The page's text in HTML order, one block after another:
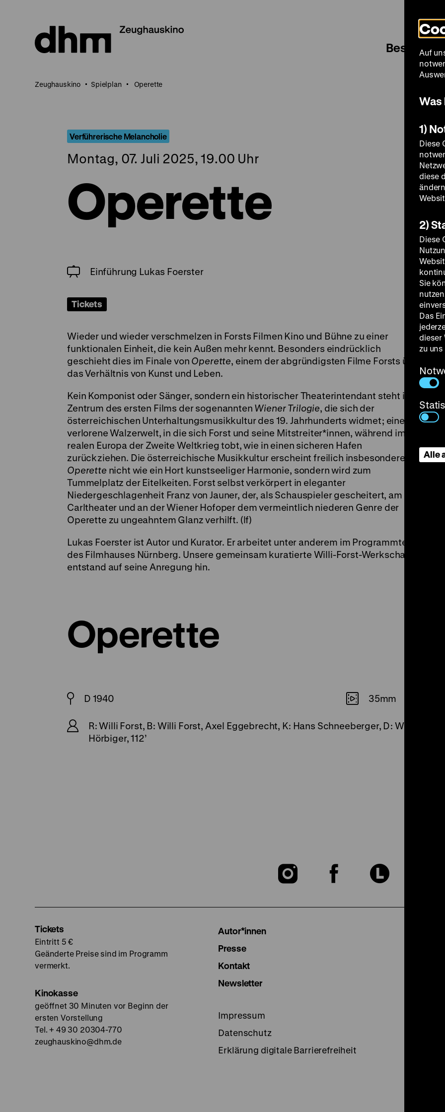
Seiteninhalt
springen
Besuch
Zeughauskino Spielplan Operette
Verführerische Melancholie
Montag, 07. Juli 2025, 19.00 Uhr
Operette
Einführung Lukas Foerster
Tickets
Wieder und wieder verschmelzen in Forsts Filmen Kino und Bühne zu einer
funktionalen Einheit, die kein Außen mehr kennt. Besonders eindrücklich
geschieht dies im Finale von Operette, einem der abgründigsten Filme Forsts über
das Verhältnis von Kunst und Leben.
Kein Komponist oder Sänger, sondern ein historischer Theaterintendant steht im
Zentrum des ersten Films der sogenannten Wiener Trilogie, die sich der
österreichischen Unterhaltungsmusikkultur des 19. Jahrhunderts widmet; eine
verlorene Walzerwelt, in die sich Forst und seine Mitstreiter*innen, während im
realen Europa der Zweite Weltkrieg tobt, wie in einen sicheren Hafen
zurückziehen. Die österreichische Musikkultur erscheint freilich insbesondere in
Operette nicht wie ein Hort kunstseeliger Harmonie, sondern wird zum
Tummelplatz der Eitelkeiten. Forst selbst verkörpert in eleganter
Niedergeschlagenheit Franz von Jauner, der, als Schauspieler gescheitert, am
Carltheater und an der Wiener Hofoper dem vermeintlich niederen Genre der
Operette zu ungeahntem Glanz verhilft. (lf)
Lukas Foerster ist Autor und Kurator. Er arbeitet unter anderem im Programmteam
des Filmhauses Nürnberg. Unsere gemeinsam kuratierte Willi-Forst-Werkschau
entstand auf seine Anregung hin.
Operette
D 1940 35mm
R: Willi Forst, B: Willi Forst, Axel Eggebrecht, K: Hans Schneeberger, D: Willi Forst,
Hörbiger, 112’
Zu
Zu
Zu
Tickets
Eintritt 5 €
Geänderte Preise sind im Programm
vermerkt.
Kinokasse
geöffnet 30 Minuten vor Beginn der
ersten Vorstellung
Tel. + 49 30 20304-770
zeughauskino@dhm.de
Autor*innen
Presse
Kontakt
Newsletter
Impressum
Datenschutz
Erklärung digitale Barrierefreiheit
Auf
Was
1)
Diese
diese
2)
Diese
Sie
Das
dieser
zu uns
Alle